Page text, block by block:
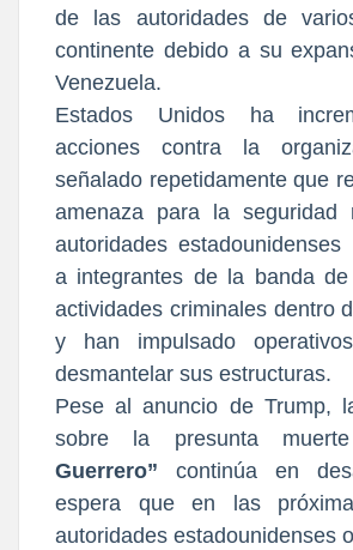
de las autoridades de
continente debido a su
Venezuela.
Estados Unidos ha
acciones contra la
señalado repetidamente que
amenaza para la seguridad
autoridades
a integrantes de la banda
actividades criminales dentro
y han impulsado
desmantelar sus estructuras.
Pese al anuncio de Trump,
sobre la presunta
Guerrero”
continúa en
espera que en las
autoridades estadounidenses